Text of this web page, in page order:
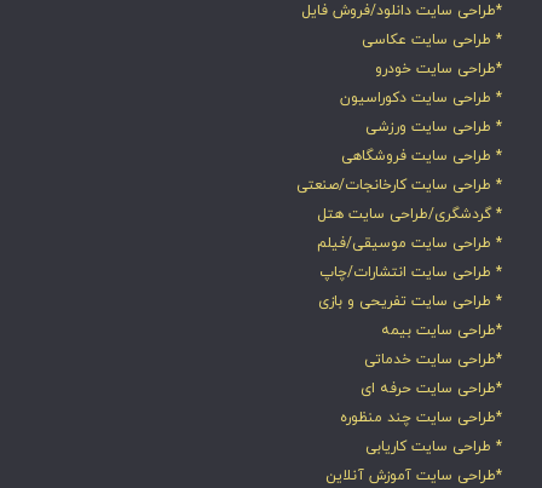
*طراحی سایت دانلود/فروش فایل
* طراحی سایت عکاسی
*طراحی سایت خودرو
* طراحی سایت دکوراسیون
* طراحی سایت ورزشی
* طراحی سایت فروشگاهی
* طراحی سایت کارخانجات/صنعتی
* گردشگری/طراحی سایت هتل
* طراحی سایت موسیقی/فیلم
* طراحی سایت انتشارات/چاپ
* طراحی سایت تفریحی و بازی
*طراحی سایت بیمه
*طراحی سایت خدماتی
*طراحی سایت حرفه ای
*طراحی سایت چند منظوره
* طراحی سایت کاریابی
*طراحی سایت آموزش آنلاین